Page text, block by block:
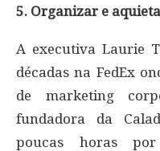
5. Organizar e
A executiva Laurie
décadas na FedEx
de marketing
fundadora da
poucas horas